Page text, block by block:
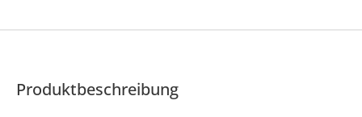
Produktbeschreibung